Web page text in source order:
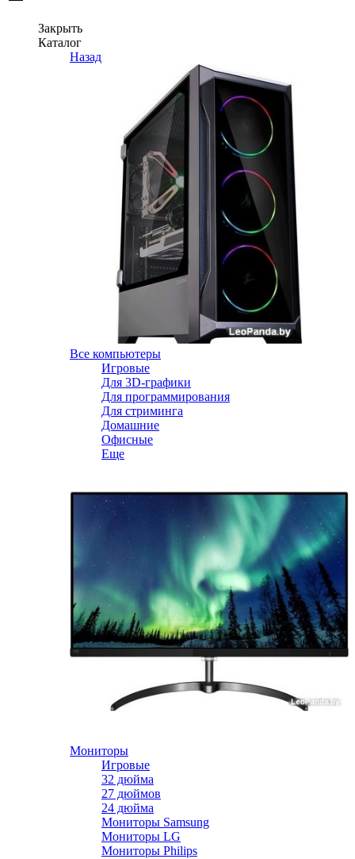
Закрыть
Каталог
Назад
Все компьютеры
Игровые
Для 3D-графики
Для программирования
Для стриминга
Домашние
Офисные
Еще
Мониторы
Игровые
32 дюйма
27 дюймов
24 дюйма
Мониторы Samsung
Мониторы LG
Мониторы Philips